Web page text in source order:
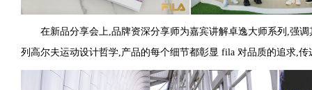
在新品分享会上,品牌资深分享师为嘉宾讲解卓逸大师系列,强
列高尔夫运动设计哲学,产品的每个细节都彰显 fila 对品质的追求,